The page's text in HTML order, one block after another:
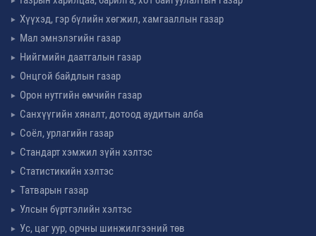
Хүүхэд, гэр бүлийн хөгжил, хамгааллын газар
Мал эмнэлэгийн газар
Нийгмийн даатгалын газар
Онцгой байдлын газар
Орон нутгийн өмчийн газар
Санхүүгийн хяналт, дотоод аудитын алба
Соёл, урлагийн газар
Стандарт хэмжил зүйн хэлтэс
Статистикийн хэлтэс
Татварын газар
Улсын бүртгэлийн хэлтэс
Ус, цаг уур, орчны шинжилгээний төв